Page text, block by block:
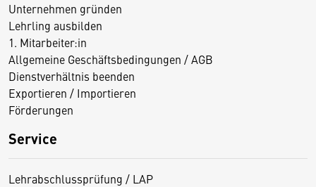
Unternehmen gründen
Lehrling ausbilden
1. Mitarbeiter:in
Allgemeine Geschäftsbedingungen / AGB
Dienstverhältnis beenden
Exportieren / Importieren
Förderungen
Service
Lehrabschlussprüfung / LAP